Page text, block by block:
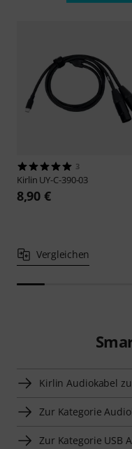
3
Kirlin UY-C-390-03
8,90 €
Vergleichen
Kirlin Audiokabel
Zur Kategorie
Zur Kategorie USB